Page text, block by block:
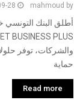
by
mahmoud
28
أطلق البنك التونسي
والشركات، توفر
حماية
Read more